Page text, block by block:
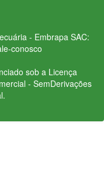
- Embrapa SAC:
conosco
sob a Licença
- SemDerivações